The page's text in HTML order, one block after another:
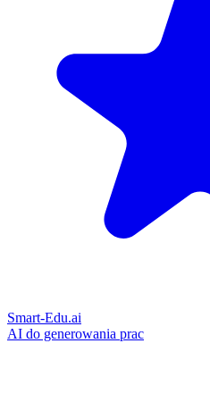
Smart-Edu.ai
AI do generowania prac